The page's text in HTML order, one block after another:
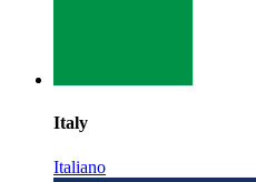
Italy
Italiano